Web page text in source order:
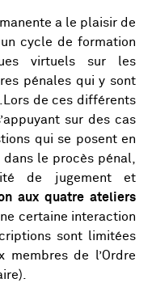
a le plaisir de
cycle de formation
virtuels sur les
pénales qui y sont
de ces différents
sur des cas
qui se posent en
le procès pénal,
de jugement et
aux quatre ateliers
certaine interaction
sont limitées
membres de l’Ordre